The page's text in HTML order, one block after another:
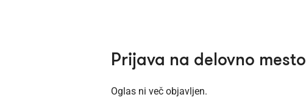
Prijava na delovno mesto
Oglas ni več objavljen.